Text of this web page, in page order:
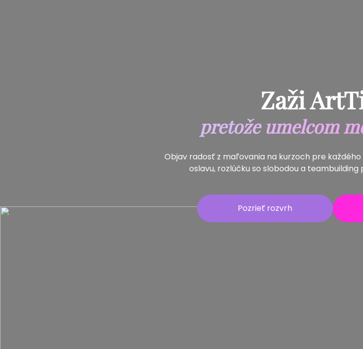
Zaži
pretože umelcom
Objav radosť z maľovania na kurzoch pre
oslavu, rozlúčku so slobodou a
Pozrieť rozvrh